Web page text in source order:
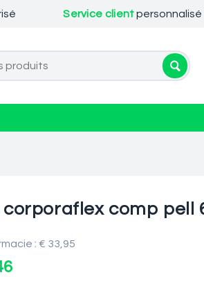
Service clientpersonnalisé
corporaflex comp pell
: € 33,95